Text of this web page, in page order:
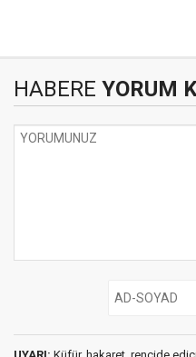
HABERE YORUM